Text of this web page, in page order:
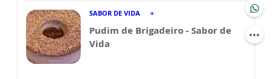
SABOR DE VIDA
Pudim de Brigadeiro - Sabor de
Vida